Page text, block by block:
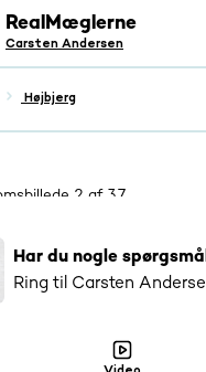
RealMæglerne
Carsten Andersen
Højbjerg
12salgsopstillinger
Har du nogle
Ring til Carsten